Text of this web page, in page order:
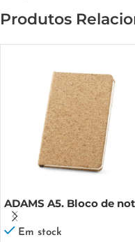
Produtos
ADAMS A5. Bloco de
A5 em cortiça com
lisas cor marfim
Em stock